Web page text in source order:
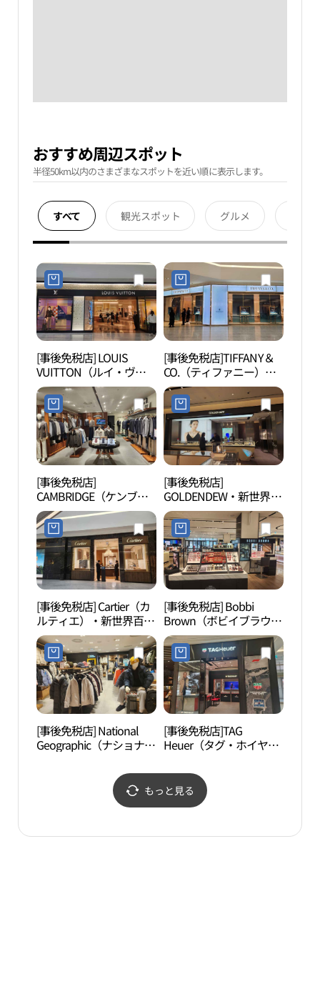
おすすめ周辺スポット
半径50km以内のさまざまなスポットを近い順に表示します。
すべて 観光スポット グルメ
[事後免税店] LOUIS
VUITTON（ルイ・ヴィ
トン）・新世界百貨店タ
イムスクエア店(루이비
통 신세계백화점 타임스
퀘어점)
[事後免税店]TIFFANY＆
CO.（ティファニー）・
新世界百貨店タイムスク
エア店(티파니앤코 신세
계백화점 타임스퀘어점)
[事後免税店]
CAMBRIDGE（ケンブリ
ッジ）・タイムスクエア
店(캠브리지 타임스퀘어
점)
[事後免税店]
GOLDENDEW・新世界百
貨店タイムスクエア店
(골든듀 신세계백화점 타
임스퀘어점)
[事後免税店] Cartier（カ
ルティエ）・新世界百貨
店タイムスクエア店(까
르띠에 신세계백화점 타
임스퀘어점)
[事後免税店] Bobbi
Brown（ボビイブラウ
ン）・新世界百貨店タイ
ムスクエア店(바비브라
운 신세계백화점 타임스
퀘어점)
[事後免税店] National
Geographic（ナショナル
世界百貨店タイムスクエ
ア店(내셔널지오그래픽
신세계백화점 타임스퀘
[事後免税店]TAG
Heuer（タグ・ホイヤ
ムスクエア店(태그호이
어 신세계백화점 타임스
퀘어점)
もっと見る